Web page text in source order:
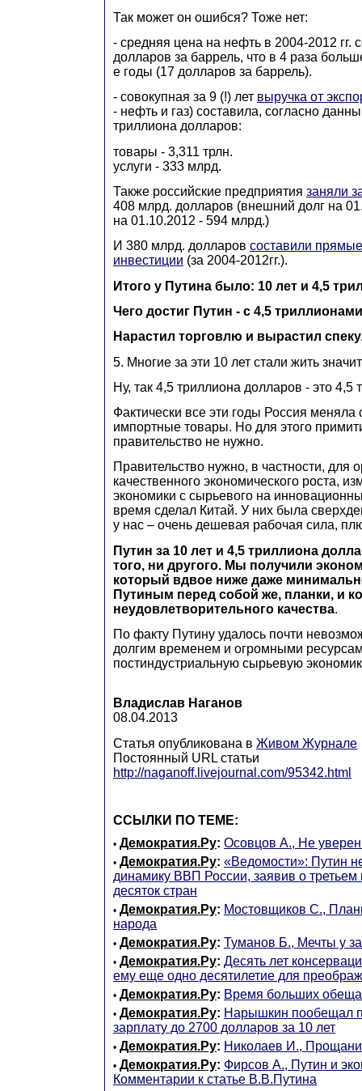
Так может он ошибся? Тоже нет:
- средняя цена на нефть в 2004-2012 гг.
долларов за баррель, что в 4 раза
е годы (17 долларов за баррель).
- совокупная за 9 (!) лет выручка от
- нефть и газ) составила, согласно
триллиона долларов:
товары - 3,311 трлн.
услуги - 333 млрд.
Также российские предприятия заняли
408 млрд. долларов (внешний долг на
на 01.10.2012 - 594 млрд.)
И 380 млрд. долларов составили
инвестиции (за 2004-2012гг.).
Итого у Путина было: 10 лет и 4,5
Чего достиг Путин - с 4,5
Нарастил торговлю и вырастил
5. Многие за эти 10 лет стали жить
Ну, так 4,5 триллиона долларов - это 4,5
Фактически все эти годы Россия меняла
импортные товары. Но для этого
правительство не нужно.
Правительство нужно, в частности, для
качественного экономического роста,
экономики с сырьевого на
время сделал Китай. У них была
у нас – очень дешевая рабочая сила,
Путин за 10 лет и 4,5 триллиона
того, ни другого. Мы получили
который вдвое ниже даже
Путиным перед собой же, планки, и
неудовлетворительного качества.
По факту Путину удалось почти
долгим временем и огромными
постиндустриальную сырьевую
Владислав Наганов
08.04.2013
Статья опубликована в Живом Журнале
Постоянный URL статьи
http://naganoff.livejournal.com/95342.html
ССЫЛКИ ПО ТЕМЕ:
• Демократия.Ру: Осовцов А., Не уверен
• Демократия.Ру: «Ведомости»: Путин
динамику ВВП России, заявив о третьем
десяток стран
• Демократия.Ру: Мостовщиков С.,
народа
• Демократия.Ру: Туманов Б., Мечты у
• Демократия.Ру: Десять лет
ему еще одно десятилетие для
• Демократия.Ру: Время больших
• Демократия.Ру: Нарышкин пообещал
зарплату до 2700 долларов за 10 лет
• Демократия.Ру: Николаев И.,
• Демократия.Ру: Фирсов А., Путин и
Комментарии к статье В.В.Путина